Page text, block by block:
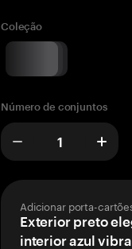
Coleção
Número de conjuntos
Adicionar porta-
Exterior preto
interior azul